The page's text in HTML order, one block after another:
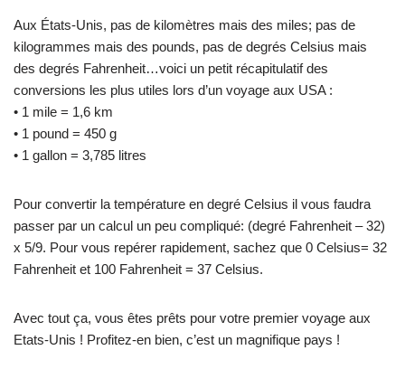
Aux États-Unis, pas de kilomètres mais des miles; pas de
kilogrammes mais des pounds, pas de degrés Celsius mais
des degrés Fahrenheit…voici un petit récapitulatif des
conversions les plus utiles lors d’un voyage aux USA :
• 1 mile = 1,6 km
• 1 pound = 450 g
• 1 gallon = 3,785 litres
Pour convertir la température en degré Celsius il vous faudra
passer par un calcul un peu compliqué: (degré Fahrenheit – 32)
x 5/9. Pour vous repérer rapidement, sachez que 0 Celsius= 32
Fahrenheit et 100 Fahrenheit = 37 Celsius.
Avec tout ça, vous êtes prêts pour votre premier voyage aux
Etats-Unis ! Profitez-en bien, c’est un magnifique pays !